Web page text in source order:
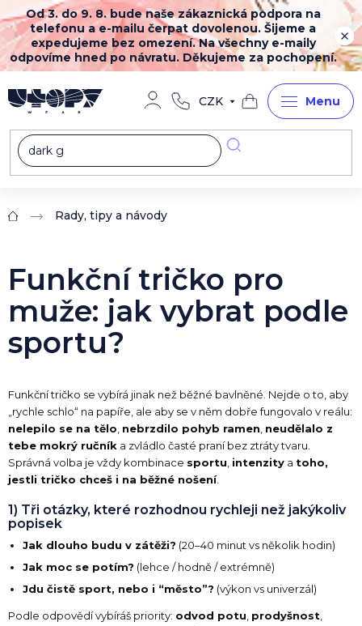
Přejít
na
obsah
Od 3. do 9. 8. bude naše zákaznická podpora na
telefonu a e-mailu čerpat dovolenou. Šijeme a
expedujeme bez omezení. Na všechny e-maily
odpovíme hned po návratu. Děkujeme za pochopení.
CZK
Nákupní
košík
Domů Rady, tipy a návody
Funkční tričko pro
muže: jak vybrat podle
sportu?
Funkční tričko se vybírá jinak než běžné bavlněné. Nejde o to, aby
„rychle schlo“ na papíře, ale aby se v něm dobře fungovalo v reálu:
nelepilo se na tělo nebrzdilo pohyb ramen neudělalo z
tebe mokrý ručník a zvládlo časté praní bez ztráty tvaru.
Správná volba je vždy kombinace sportu intenzity a toho,
jestli tričko chceš i na běžné nošení.
1) Tři otázky, které rozhodnou rychleji než jakýkoliv
popisek
Jak dlouho budu v zátěži? (20–40 minut vs několik hodin)
Jak moc se potím? (lehce / hodně / extrémně)
Jdu čistě sport, nebo i “město”? (výkon vs univerzál)
Podle odpovědí vybíráš priority: odvod potu prodyšnost